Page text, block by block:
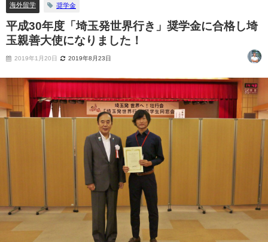
海外留学 奨学金
平成30年度「埼玉発世界行き」奨学金に合格し埼
玉親善大使になりました！
2019年1月20日 2019年8月23日